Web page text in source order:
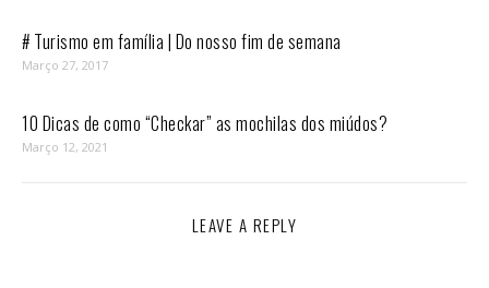
# Turismo em família | Do nosso fim de semana
Março 27, 2017
10 Dicas de como “Checkar” as mochilas dos miúdos?
Março 12, 2021
LEAVE A REPLY